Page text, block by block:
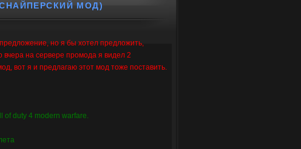
(СНАЙПЕРСКИЙ МОД)
но я бы хотел предложить,
вчера на сервере промода я видел 2
вот я и предлагаю этот мод тоже поставить.
of duty 4 modern warfare.